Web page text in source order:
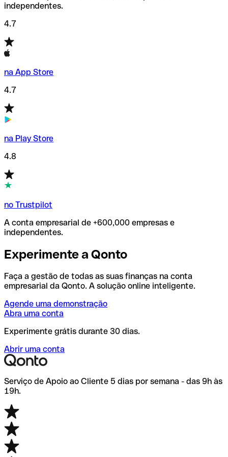
independentes.
4.7
na App Store
4.7
na Play Store
4.8
no Trustpilot
A conta empresarial de +600,000 empresas e
independentes.
Experimente a Qonto
Faça a gestão de todas as suas finanças na conta
empresarial da Qonto. A solução online inteligente.
Agende uma demonstração
Abra uma conta
Experimente grátis durante 30 dias.
Abrir uma conta
Serviço de Apoio ao Cliente 5 dias por semana - das 9h às
19h.